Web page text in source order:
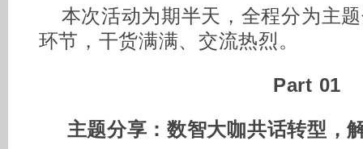
本次活动为期半天，全程分为主
环节，干货满满、交流热烈。
Part 01
主题分享：数智大咖共话转型，